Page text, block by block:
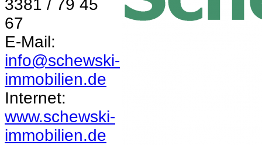
3381 / 79 45
67
E-Mail:
info@schewski-
immobilien.de
Internet:
www.schewski-
immobilien.de